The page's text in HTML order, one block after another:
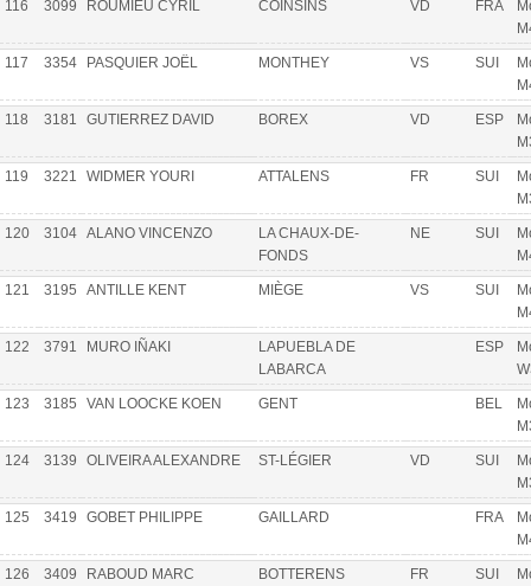
116 3099 ROUMIEU CYRIL COINSINS VD FRA
117 3354 PASQUIER JOËL MONTHEY VS SUI
118 3181 GUTIERREZ DAVID BOREX VD ESP
119 3221 WIDMER YOURI ATTALENS FR SUI
120 3104 ALANO VINCENZO
LA CHAUX-DE-
FONDS
NE SUI
121 3195 ANTILLE KENT MIÈGE VS SUI
122 3791 MURO IÑAKI
LAPUEBLA DE
LABARCA
ESP
123 3185 VAN LOOCKE KOEN GENT BEL
124 3139 OLIVEIRA ALEXANDRE ST-LÉGIER VD SUI
125 3419 GOBET PHILIPPE GAILLARD FRA
126 3409 RABOUD MARC BOTTERENS FR SUI